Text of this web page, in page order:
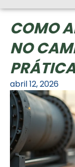
COMO
NO
abril 12, 2026